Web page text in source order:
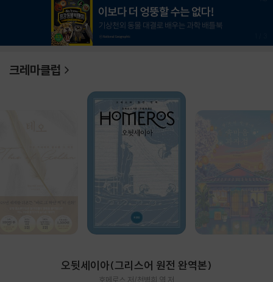
크레마클럽
오뒷세이아(그리스어 원전 완역본)
호메로스 저/천병희 역 저